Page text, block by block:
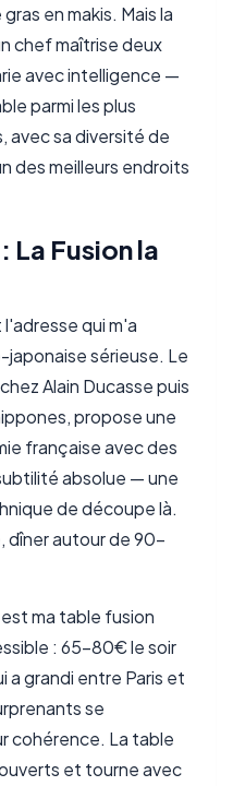
en makis. Mais la
chef maîtrise deux
avec intelligence —
parmi les plus
avec sa diversité de
des meilleurs endroits
La Fusion la
l'adresse qui m'a
sérieuse. Le
Alain Ducasse puis
propose une
française avec des
absolue — une
de découpe là.
dîner autour de 90-
ma table fusion
: 65-80€ le soir
a grandi entre Paris et
se
cohérence. La table
et tourne avec